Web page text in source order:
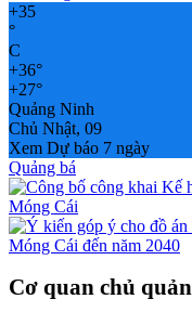
+35
°
C
+36°
+27°
Quảng Ninh
Chủ Nhật, 09
Xem Dự báo 7 ngày
Quảng bá
Cơ quan chủ quản